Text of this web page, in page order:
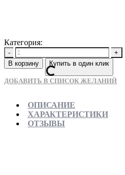
Категория:
-
+
В корзину
Купить в один клик
ДОБАВИТЬ В СПИСОК ЖЕЛАНИЙ
ОПИСАНИЕ
ХАРАКТЕРИСТИКИ
ОТЗЫВЫ